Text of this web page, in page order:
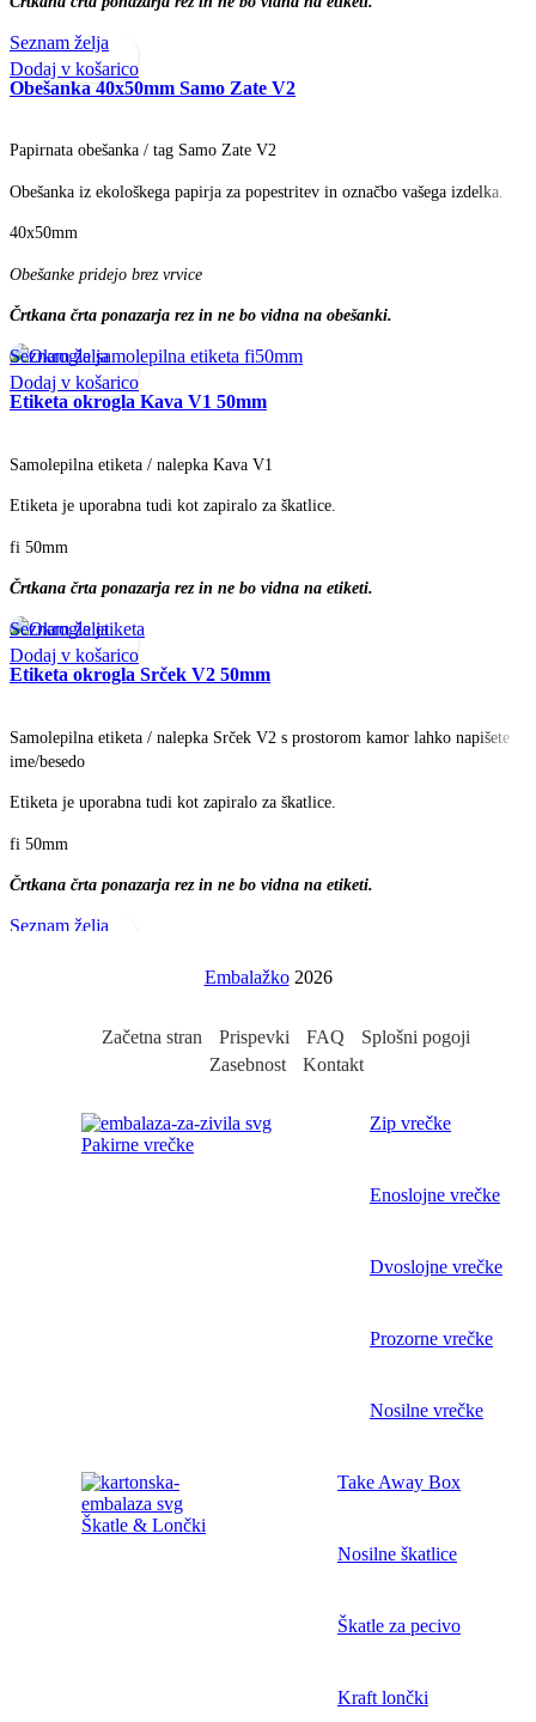
Seznam želja
Dodaj v košarico
Obešanka 40x50mm Samo Zate V2
Papirnata obešanka / tag Samo Zate V2
Obešanka iz ekološkega papirja za popestritev in označbo vašega izdelka.
40x50mm
Obešanke pridejo brez vrvice
Črtkana črta ponazarja rez in ne bo vidna na obešanki.
Seznam želja
Dodaj v košarico
Etiketa okrogla Kava V1 50mm
Samolepilna etiketa / nalepka Kava V1
Etiketa je uporabna tudi kot zapiralo za škatlice.
fi 50mm
Črtkana črta ponazarja rez in ne bo vidna na etiketi.
Seznam želja
Dodaj v košarico
Etiketa okrogla Srček V2 50mm
Samolepilna etiketa / nalepka Srček V2 s prostorom kamor lahko napišete
ime/besedo
Etiketa je uporabna tudi kot zapiralo za škatlice.
fi 50mm
Črtkana črta ponazarja rez in ne bo vidna na etiketi.
Seznam želja
Embalažko 2026
Začetna stran Prispevki FAQ
Splošni pogoji
Zasebnost
Kontakt
Pakirne vrečke
Zip vrečke
Enoslojne vrečke
Dvoslojne vrečke
Prozorne vrečke
Nosilne vrečke
Škatle & Lončki
Take Away Box
Nosilne škatlice
Škatle za pecivo
Kraft lončki